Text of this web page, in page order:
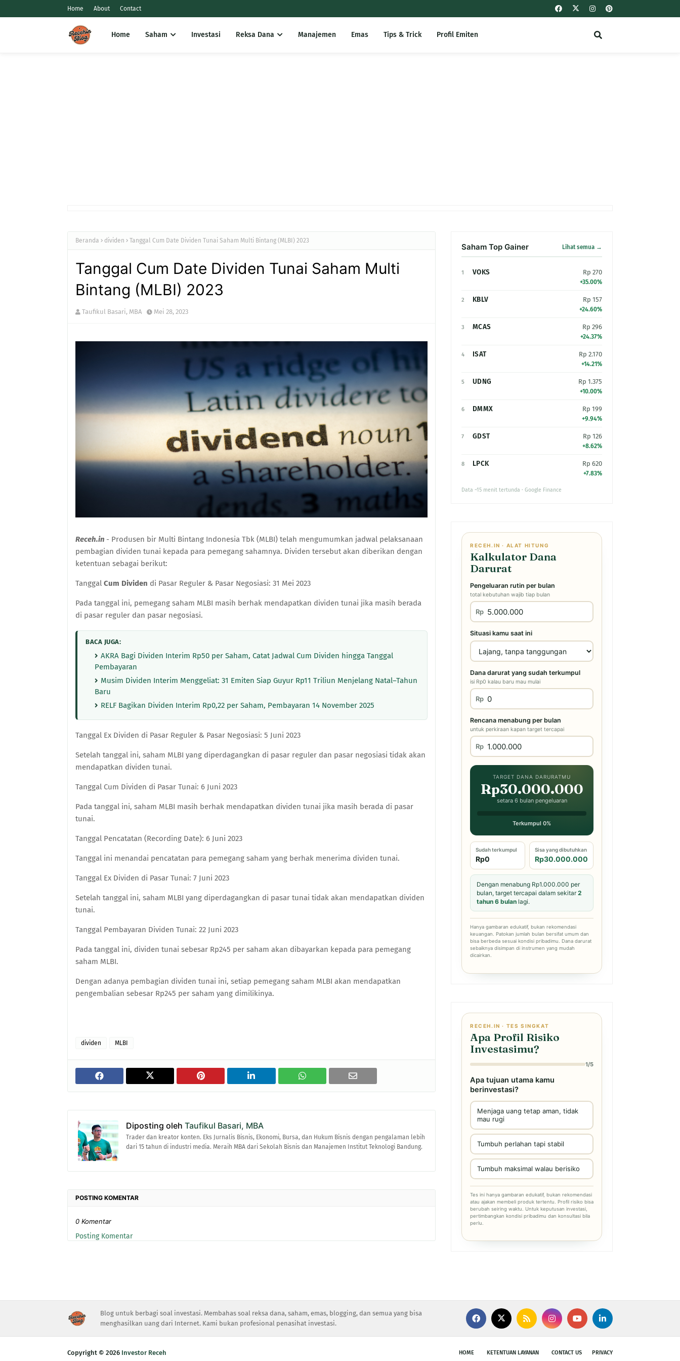
Home About Contact
Home Saham Investasi Reksa Dana Manajemen Emas Tips & Trick Profil Emiten
Beranda dividen Tanggal Cum Date Dividen Tunai Saham Multi Bintang (MLBI) 2023
Tanggal Cum Date Dividen Tunai Saham Multi
Bintang (MLBI) 2023
Taufikul Basari, MBA Mei 28, 2023
Receh.in - Produsen bir Multi Bintang Indonesia Tbk (MLBI) telah mengumumkan jadwal pelaksanaan
pembagian dividen tunai kepada para pemegang sahamnya. Dividen tersebut akan diberikan dengan
ketentuan sebagai berikut:
Tanggal Cum Dividen di Pasar Reguler & Pasar Negosiasi: 31 Mei 2023
Pada tanggal ini, pemegang saham MLBI masih berhak mendapatkan dividen tunai jika masih berada
di pasar reguler dan pasar negosiasi.
BACA JUGA:
AKRA Bagi Dividen Interim Rp50 per Saham, Catat Jadwal Cum Dividen hingga Tanggal
Pembayaran
Musim Dividen Interim Menggeliat: 31 Emiten Siap Guyur Rp11 Triliun Menjelang Natal–Tahun
Baru
RELF Bagikan Dividen Interim Rp0,22 per Saham, Pembayaran 14 November 2025
Tanggal Ex Dividen di Pasar Reguler & Pasar Negosiasi: 5 Juni 2023
Setelah tanggal ini, saham MLBI yang diperdagangkan di pasar reguler dan pasar negosiasi tidak akan
mendapatkan dividen tunai.
Tanggal Cum Dividen di Pasar Tunai: 6 Juni 2023
Pada tanggal ini, saham MLBI masih berhak mendapatkan dividen tunai jika masih berada di pasar
tunai.
Tanggal Pencatatan (Recording Date): 6 Juni 2023
Tanggal ini menandai pencatatan para pemegang saham yang berhak menerima dividen tunai.
Tanggal Ex Dividen di Pasar Tunai: 7 Juni 2023
Setelah tanggal ini, saham MLBI yang diperdagangkan di pasar tunai tidak akan mendapatkan dividen
tunai.
Tanggal Pembayaran Dividen Tunai: 22 Juni 2023
Pada tanggal ini, dividen tunai sebesar Rp245 per saham akan dibayarkan kepada para pemegang
saham MLBI.
Dengan adanya pembagian dividen tunai ini, setiap pemegang saham MLBI akan mendapatkan
pengembalian sebesar Rp245 per saham yang dimilikinya.
dividen MLBI
Diposting oleh Taufikul Basari, MBA
Trader dan kreator konten. Eks Jurnalis Bisnis, Ekonomi, Bursa, dan Hukum Bisnis dengan pengalaman lebih
dari 15 tahun di industri media. Meraih MBA dari Sekolah Bisnis dan Manajemen Institut Teknologi Bandung.
POSTING KOMENTAR
0 Komentar
Posting Komentar
Saham Top Gainer Lihat semua →
1 VOKS Rp 270
+35.00%
2 KBLV Rp 157
+24.60%
3 MCAS Rp 296
+24.37%
4 ISAT Rp 2.170
+14.21%
5 UDNG Rp 1.375
+10.00%
6 DMMX Rp 199
+9.94%
7 GDST Rp 126
+8.62%
8 LPCK Rp 620
+7.83%
Data ~15 menit tertunda · Google Finance
RECEH.IN · ALAT HITUNG
Kalkulator Dana
Darurat
Pengeluaran rutin per bulan
total kebutuhan wajib tiap bulan
Rp
Situasi kamu saat ini
Dana darurat yang sudah terkumpul
isi Rp0 kalau baru mau mulai
Rp
Rencana menabung per bulan
untuk perkiraan kapan target tercapai
Rp
TARGET DANA DARURATMU
Rp30.000.000
setara 6 bulan pengeluaran
Terkumpul 0%
Sudah terkumpul
Rp0
Sisa yang dibutuhkan
Rp30.000.000
Dengan menabung Rp1.000.000 per
bulan, target tercapai dalam sekitar2
tahun 6 bulan lagi.
Hanya gambaran edukatif, bukan rekomendasi
keuangan. Patokan jumlah bulan bersifat umum dan
bisa berbeda sesuai kondisi pribadimu. Dana darurat
sebaiknya disimpan di instrumen yang mudah
dicairkan.
RECEH.IN · TES SINGKAT
Apa Profil Risiko
Investasimu?
1/5
Apa tujuan utama kamu
berinvestasi?
Menjaga uang tetap aman, tidak
mau rugi
Tumbuh perlahan tapi stabil
Tumbuh maksimal walau berisiko
Tes ini hanya gambaran edukatif, bukan rekomendasi
atau ajakan membeli produk tertentu. Profil risiko bisa
berubah seiring waktu. Untuk keputusan investasi,
pertimbangkan kondisi pribadimu dan konsultasi bila
perlu.
Blog untuk berbagi soal investasi. Membahas soal reksa dana, saham, emas, blogging, dan semua yang bisa
menghasilkan uang dari Internet. Kami bukan profesional penasihat investasi.
HOME KETENTUAN LAYANAN CONTACT US PRIVACY
Copyright © 2026 Investor Receh